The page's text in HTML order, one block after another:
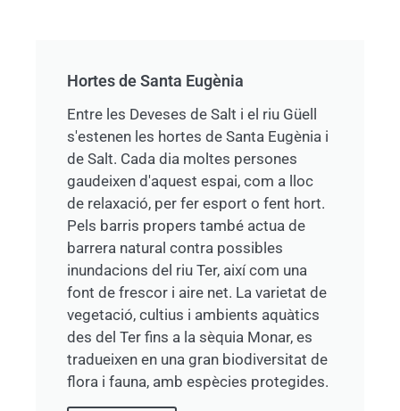
Hortes de Santa Eugènia​
Entre les Deveses de Salt i el riu Güell
s'estenen les hortes de Santa Eugènia i
de Salt. Cada dia moltes persones
gaudeixen d'aquest espai, com a lloc
de relaxació, per fer esport o fent hort.
Pels barris propers també actua de
barrera natural contra possibles
inundacions del riu Ter, així com una
font de frescor i aire net. La varietat de
vegetació, cultius i ambients aquàtics
des del Ter fins a la sèquia Monar, es
tradueixen en una gran biodiversitat de
flora i fauna, amb espècies protegides.